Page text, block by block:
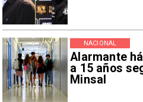
Alarmante
a 15 años
Minsal
NACIONAL